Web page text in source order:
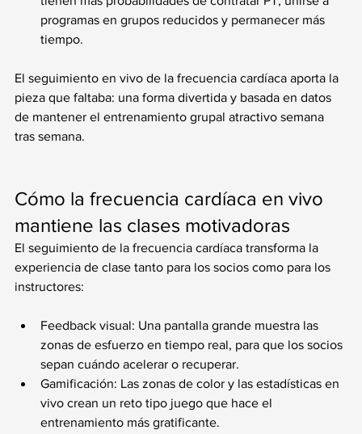
programas en grupos reducidos y permanecer más
tiempo.
El seguimiento en vivo de la frecuencia cardíaca aporta la
pieza que faltaba: una forma divertida y basada en datos
de mantener el entrenamiento grupal atractivo semana
tras semana.
Cómo la frecuencia cardíaca en vivo
mantiene las clases motivadoras
El seguimiento de la frecuencia cardíaca transforma la
experiencia de clase tanto para los socios como para los
instructores:
Feedback visual: Una pantalla grande muestra las
zonas de esfuerzo en tiempo real, para que los socios
sepan cuándo acelerar o recuperar.
Gamificación: Las zonas de color y las estadísticas en
vivo crean un reto tipo juego que hace el
entrenamiento más gratificante.